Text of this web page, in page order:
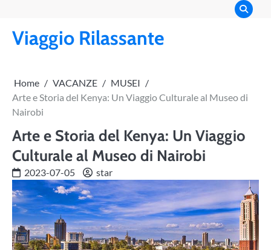
content
Viaggio Rilassante
Home VACANZE
MUSEI
Arte e Storia del Kenya: Un Viaggio Culturale al Museo di
Nairobi
Arte e Storia del Kenya: Un Viaggio
Culturale al Museo di Nairobi
2023-07-05 star